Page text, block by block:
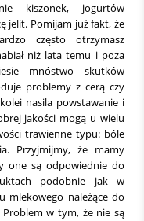
kiszonek, jogurtów
jelit. Pomijam już fakt, że
często otrzymasz
niż lata temu i poza
mnóstwo skutków
problemy z cerą czy
nasila powstawanie i
jakości mogą u wielu
trawienne typu: bóle
Przyjmijmy, że mamy
one są odpowiednie do
podobnie jak w
mlekowego należące do
Problem w tym, że nie są